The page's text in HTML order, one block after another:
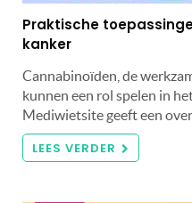
Praktische
kanker
Cannabinoïden, de
kunnen een rol spelen in
Mediwietsite geeft een
LEES VERDER